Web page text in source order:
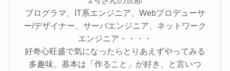
プログラマ、IT系エンジニア、Webプロデューサ
ー/デザイナー、サーバエンジニア、ネットワーク
エンジニア・・・・
好奇心旺盛で気になったらとりあえずやってみる
多趣味、基本は「作ること」が好き、と言いつ